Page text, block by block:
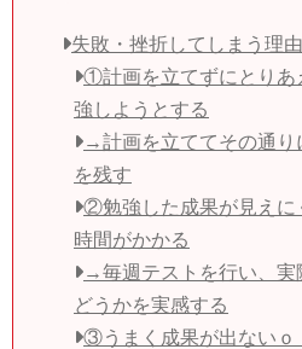
失敗・挫折してしまう理
①計画を立てずにとりあ
強しようとする
→計画を立ててその通り
を残す
②勉強した成果が見えに
時間がかかる
→毎週テストを行い、実
どうかを実感する
③うまく成果が出ないｏ